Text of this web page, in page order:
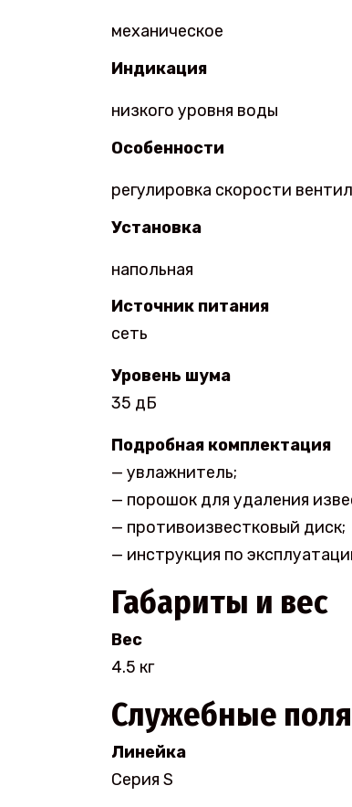
механическое
Индикация
низкого уровня воды
Особенности
регулировка скорости
Установка
напольная
Источник питания
сеть
Уровень шума
35 дБ
Подробная комплектация
— увлажнитель;
— порошок для удаления
— противоизвестковый диск;
— инструкция по
Габариты и вес
Вес
4.5 кг
Служебные поля
Линейка
Серия S